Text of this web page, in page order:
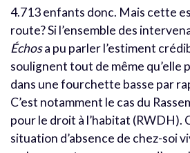
4.713 enfants donc. Mais cette
route? Si l’ensemble des
Échosa pu parler l’estiment
soulignent tout de même qu’elle
dans une fourchette basse par
C’est notamment le cas du
pour le droit à l’habitat (RWDH).
situation d’absence de chez-soi